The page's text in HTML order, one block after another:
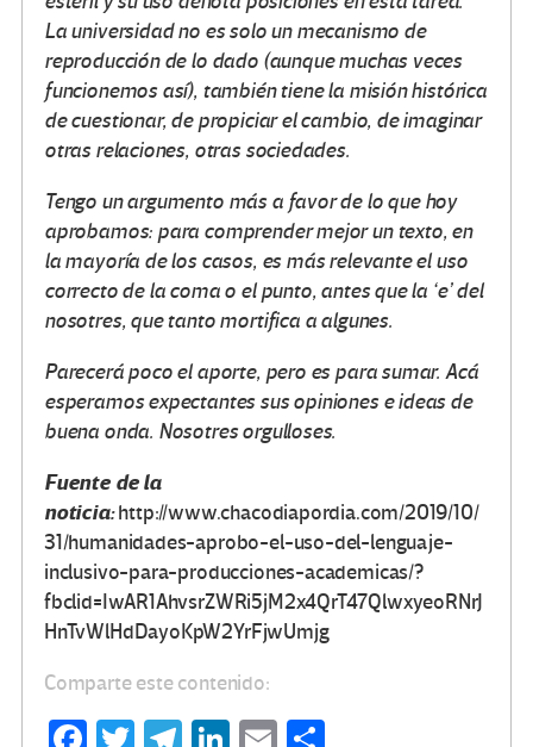
La universidad no es solo un mecanismo de
reproducción de lo dado (aunque muchas veces
funcionemos así), también tiene la misión histórica
de cuestionar, de propiciar el cambio, de imaginar
otras relaciones, otras sociedades.
Tengo un argumento más a favor de lo que hoy
aprobamos: para comprender mejor un texto, en
la mayoría de los casos, es más relevante el uso
correcto de la coma o el punto, antes que la ‘e’ del
nosotres, que tanto mortifica a algunes.
Parecerá poco el aporte, pero es para sumar. Acá
esperamos expectantes sus opiniones e ideas de
buena onda. Nosotres orgulloses.
Fuente de la
noticia:http://www.chacodiapordia.com/2019/10/
31/humanidades-aprobo-el-uso-del-lenguaje-
inclusivo-para-producciones-academicas/?
fbclid=IwAR1AhvsrZWRi5jM2x4QrT47QlwxyeoRNrJ
HnTvWlHdDayoKpW2YrFjwUmjg
Comparte este contenido: